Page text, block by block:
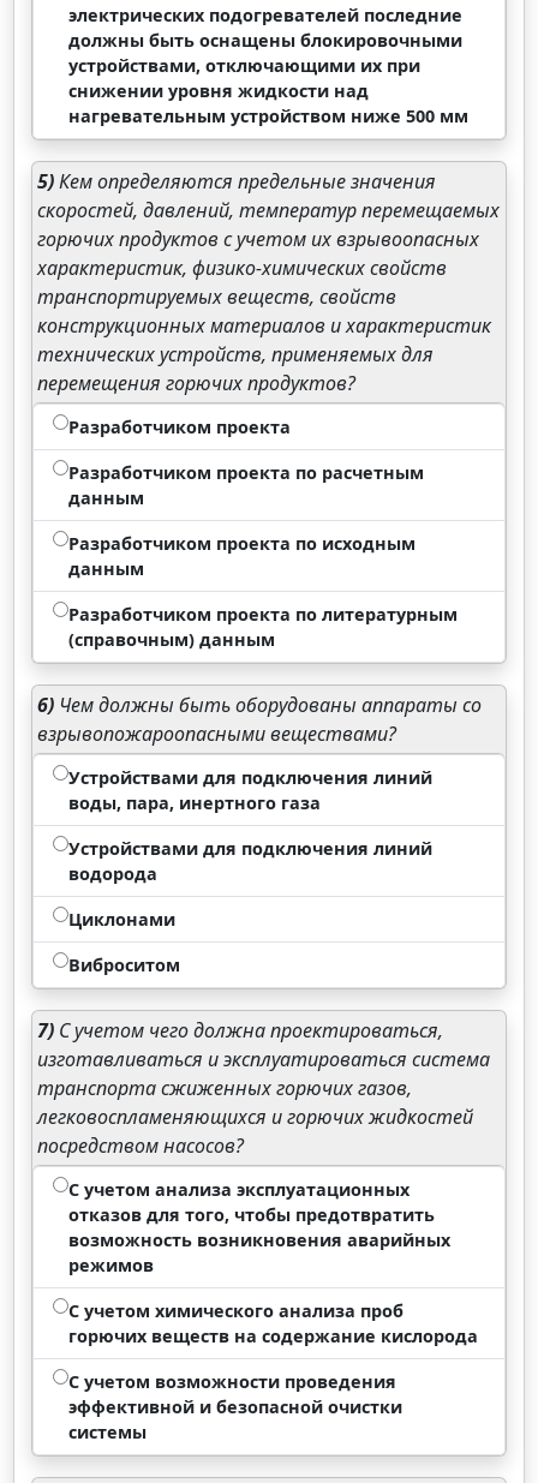
электрических подогревателей последние
должны быть оснащены блокировочными
устройствами, отключающими их при
снижении уровня жидкости над
нагревательным устройством ниже 500 мм
5)Кем определяются предельные значения
скоростей, давлений, температур перемещаемых
горючих продуктов с учетом их взрывоопасных
характеристик, физико-химических свойств
транспортируемых веществ, свойств
конструкционных материалов и характеристик
технических устройств, применяемых для
перемещения горючих продуктов?
Разработчиком проекта
Разработчиком проекта по расчетным
данным
Разработчиком проекта по исходным
данным
Разработчиком проекта по литературным
(справочным) данным
6) Чем должны быть оборудованы аппараты со
взрывопожароопасными веществами?
Устройствами для подключения линий
воды, пара, инертного газа
Устройствами для подключения линий
водорода
Циклонами
Виброситом
7) С учетом чего должна проектироваться,
изготавливаться и эксплуатироваться система
транспорта сжиженных горючих газов,
легковоспламеняющихся и горючих жидкостей
посредством насосов?
С учетом анализа эксплуатационных
отказов для того, чтобы предотвратить
возможность возникновения аварийных
режимов
С учетом химического анализа проб
горючих веществ на содержание кислорода
С учетом возможности проведения
эффективной и безопасной очистки
системы